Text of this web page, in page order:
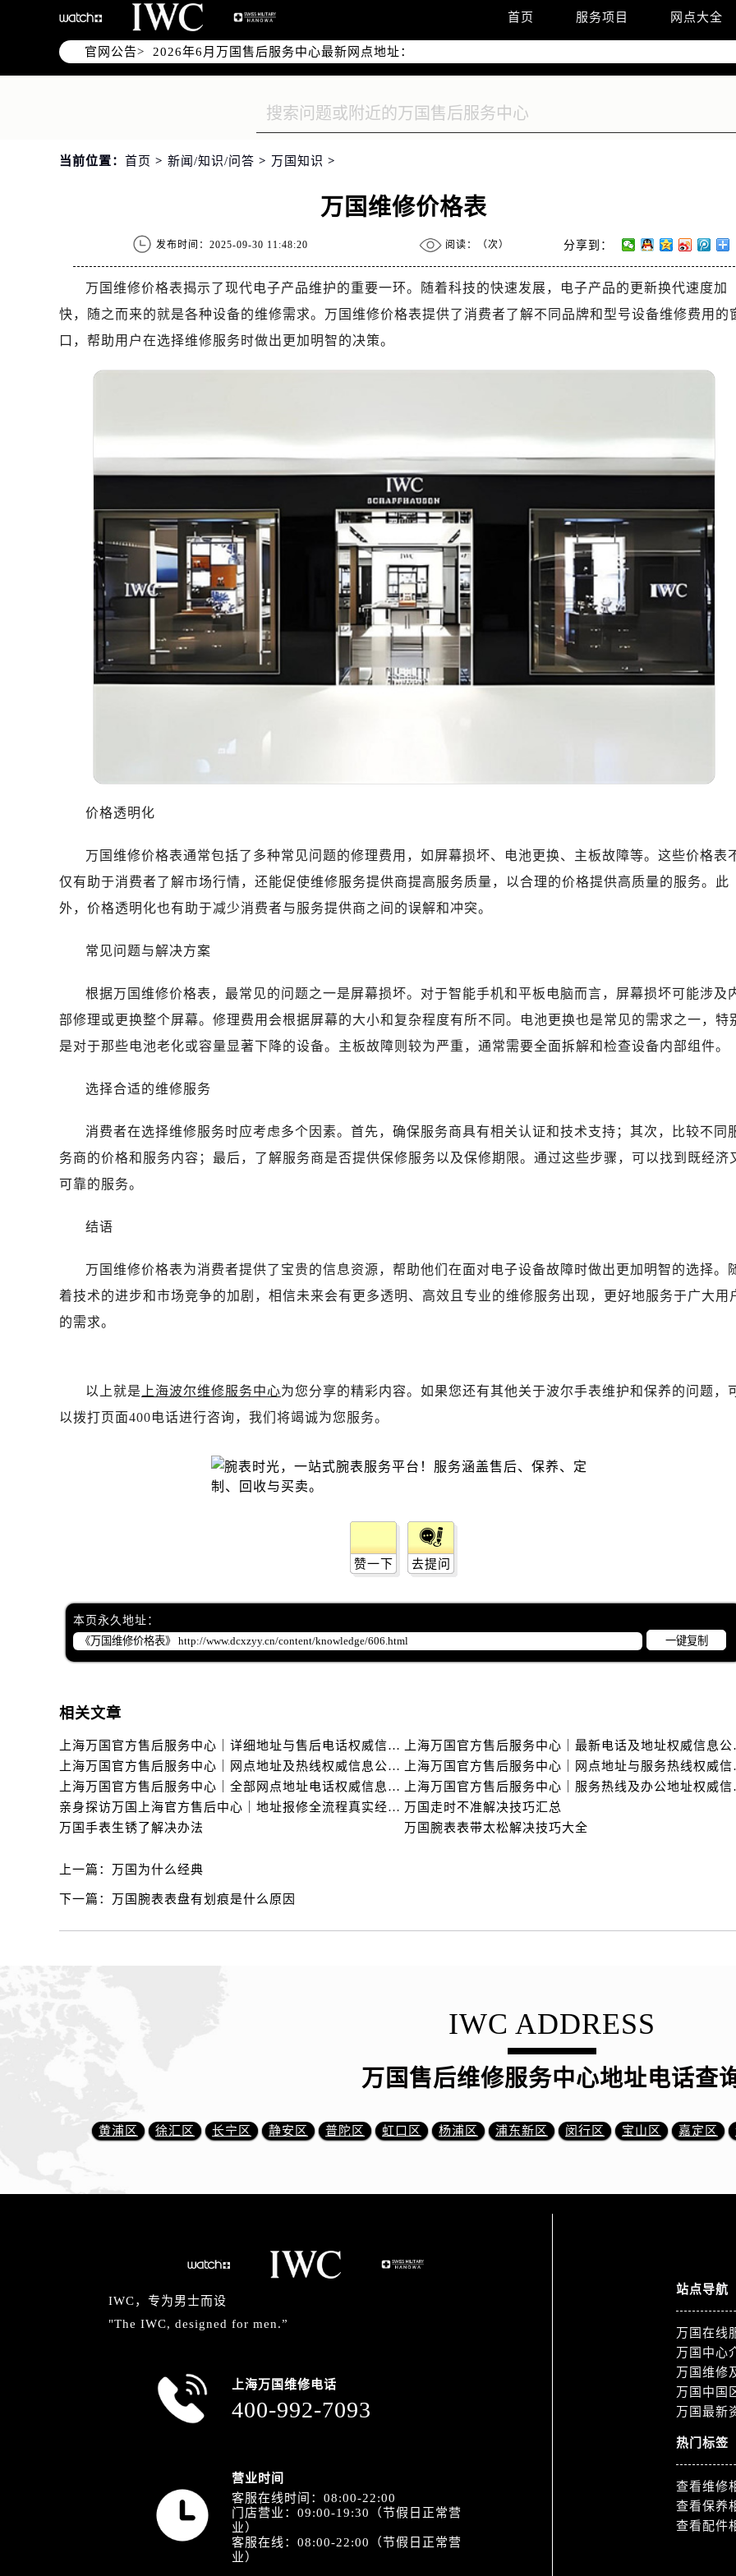
首页 服务项目 网点大全
官网公告>
2026年6月万国上海市售后服务网络优化升级公告
2026年6月上海市万国官方售后客户服务热线：400-992-7093
2026年6月万国售后服务中心最新网点地址：
上海市徐汇区虹桥路3号港汇中心写字楼2座37层3705室（需提前预约）
上海市黄浦区南京东路299号宏伊国际广场写字楼8层806室万国售后服务中心（需提前预约）
节假日正常营业！
当前位置： 首页 > 新闻/知识/问答 > 万国知识 >
万国维修价格表
发布时间：2025-09-30 11:48:20 阅读：（次） 分享到：
万国维修价格表揭示了现代电子产品维护的重要一环。随着科技的快速发展，电子产品的更新换代速度加
快，随之而来的就是各种设备的维修需求。万国维修价格表提供了消费者了解不同品牌和型号设备维修费用的
口，帮助用户在选择维修服务时做出更加明智的决策。
价格透明化
万国维修价格表通常包括了多种常见问题的修理费用，如屏幕损坏、电池更换、主板故障等。这些价格表
仅有助于消费者了解市场行情，还能促使维修服务提供商提高服务质量，以合理的价格提供高质量的服务。此
外，价格透明化也有助于减少消费者与服务提供商之间的误解和冲突。
常见问题与解决方案
根据万国维修价格表，最常见的问题之一是屏幕损坏。对于智能手机和平板电脑而言，屏幕损坏可能涉及
部修理或更换整个屏幕。修理费用会根据屏幕的大小和复杂程度有所不同。电池更换也是常见的需求之一，特
是对于那些电池老化或容量显著下降的设备。主板故障则较为严重，通常需要全面拆解和检查设备内部组件。
选择合适的维修服务
消费者在选择维修服务时应考虑多个因素。首先，确保服务商具有相关认证和技术支持；其次，比较不同
务商的价格和服务内容；最后，了解服务商是否提供保修服务以及保修期限。通过这些步骤，可以找到既经济
可靠的服务。
结语
万国维修价格表为消费者提供了宝贵的信息资源，帮助他们在面对电子设备故障时做出更加明智的选择。
着技术的进步和市场竞争的加剧，相信未来会有更多透明、高效且专业的维修服务出现，更好地服务于广大用
的需求。
以上就是 上海波尔维修服务中心为您分享的精彩内容。如果您还有其他关于波尔手表维护和保养的问题，
以拨打页面400电话进行咨询，我们将竭诚为您服务。
赞一下 去提问
本页永久地址：
一键复制
相关文章
上海万国官方售后服务中心｜详细地址与售后电话权威信息公示（2026年6月最新）
上海万国官
上海万国官方售后服务中心｜网点地址及热线权威信息公示（2026年6月最新）
上海万国官
上海万国官方售后服务中心｜全部网点地址电话权威信息公示（2026年6月最新）
上海万国官
亲身探访万国上海官方售后中心｜地址报修全流程真实经历（2026年6月最新） 万国走时不准解决技巧汇总
万国手表生锈了解决办法
万国腕表表带太松解决技巧大全
上一篇： 万国为什么经典
下一篇： 万国腕表表盘有划痕是什么原因
IWC ADDRESS
万国售后维修服务中心地址电话查
黄浦区 徐汇区 长宁区 静安区 普陀区 虹口区 杨浦区 浦东新区 闵行区 宝山区 嘉定区
IWC，专为男士而设
"The IWC, designed for men.”
上海万国维修电话
400-992-7093
营业时间
客服在线时间：08:00-22:00
门店营业：09:00-19:30（节假日正常营
业）
客服在线：08:00-22:00（节假日正常营
业）
站点导航
万国在线
万国中心
万国维修
万国中国
万国最新
热门标签
查看维修
查看保养
查看配件